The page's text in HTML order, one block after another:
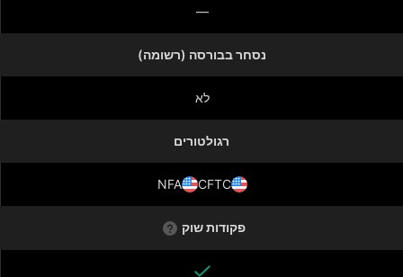
—
נסחר בבורסה (רשומה)
לא
רגולטורים
CFTC
NFA
פקודות שוק